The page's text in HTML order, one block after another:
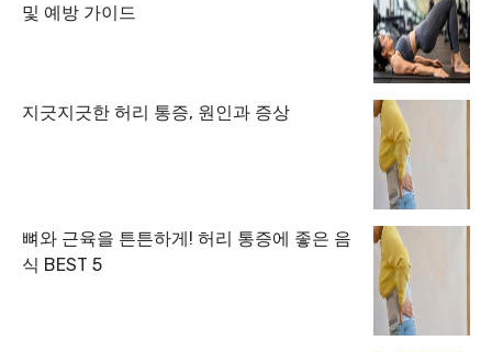
및 예방 가이드
지긋지긋한 허리 통증, 원인과 증상
뼈와 근육을 튼튼하게! 허리 통증에 좋은 음
식 BEST 5